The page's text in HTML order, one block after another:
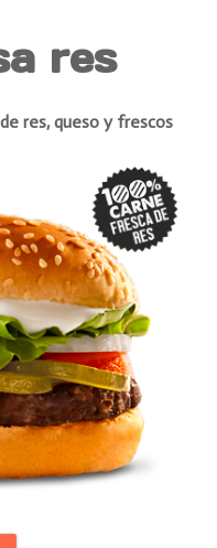
res
res, queso y frescos